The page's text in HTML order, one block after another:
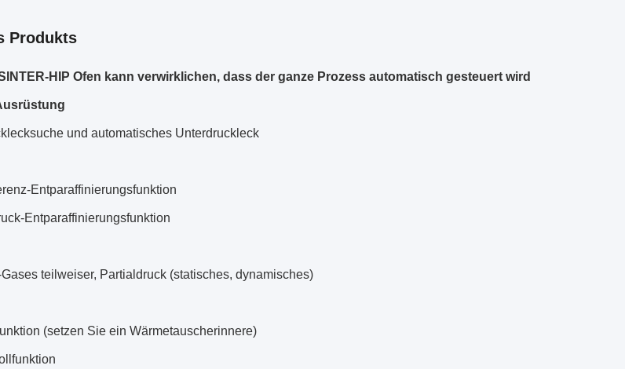
Produkts
HIP Ofen kann verwirklichen, dass der ganze Prozess automatisch gesteuert wird
und automatisches Unterdruckleck
Entparaffinierungsfunktion
Entparaffinierungsfunktion
teilweiser, Partialdruck (statisches, dynamisches)
(setzen Sie ein Wärmetauscherinnere)